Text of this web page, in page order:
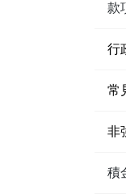
款
行
常
非
積